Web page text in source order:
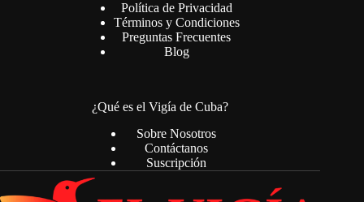
Política de Privacidad
Términos y Condiciones
Preguntas Frecuentes
Blog
¿Qué es el Vigía de Cuba?
Sobre Nosotros
Contáctanos
Suscripción